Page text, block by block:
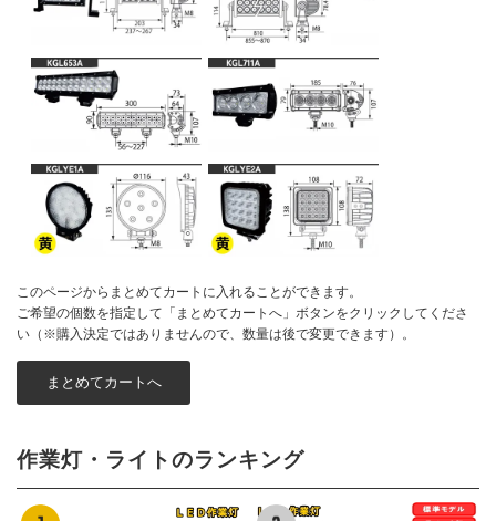
このページからまとめてカートに入れることができます。
ご希望の個数を指定して「まとめてカートへ」ボタンをクリックしてくださ
い（※購入決定ではありませんので、数量は後で変更できます）。
作業灯・ライトのランキング